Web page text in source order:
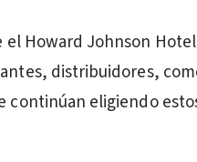
el Howard Johnson
distribuidores,
continúan eligiendo